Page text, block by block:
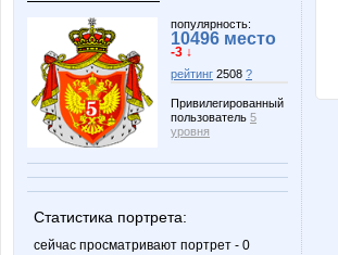
популярность:
10496 место
-3 ↓
рейтинг 2508 ?
Привилегированный
пользователь 5
уровня
Статистика портрета:
сейчас просматривают портрет - 0